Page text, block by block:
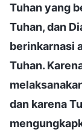
Tuhan yang
Tuhan, dan
berinkarnasi
Tuhan.
dan karena